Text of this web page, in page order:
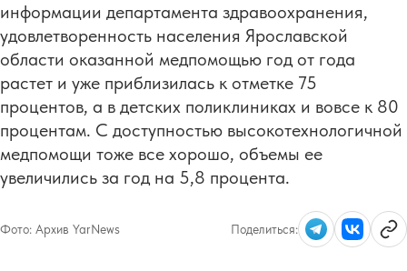
информации департамента здравоохранения,
удовлетворенность населения Ярославской
области оказанной медпомощью год от года
растет и уже приблизилась к отметке 75
процентов, а в детских поликлиниках и вовсе к 80
процентам. С доступностью высокотехнологичной
медпомощи тоже все хорошо, объемы ее
увеличились за год на 5,8 процента.
Фото: Архив YarNews Поделиться: